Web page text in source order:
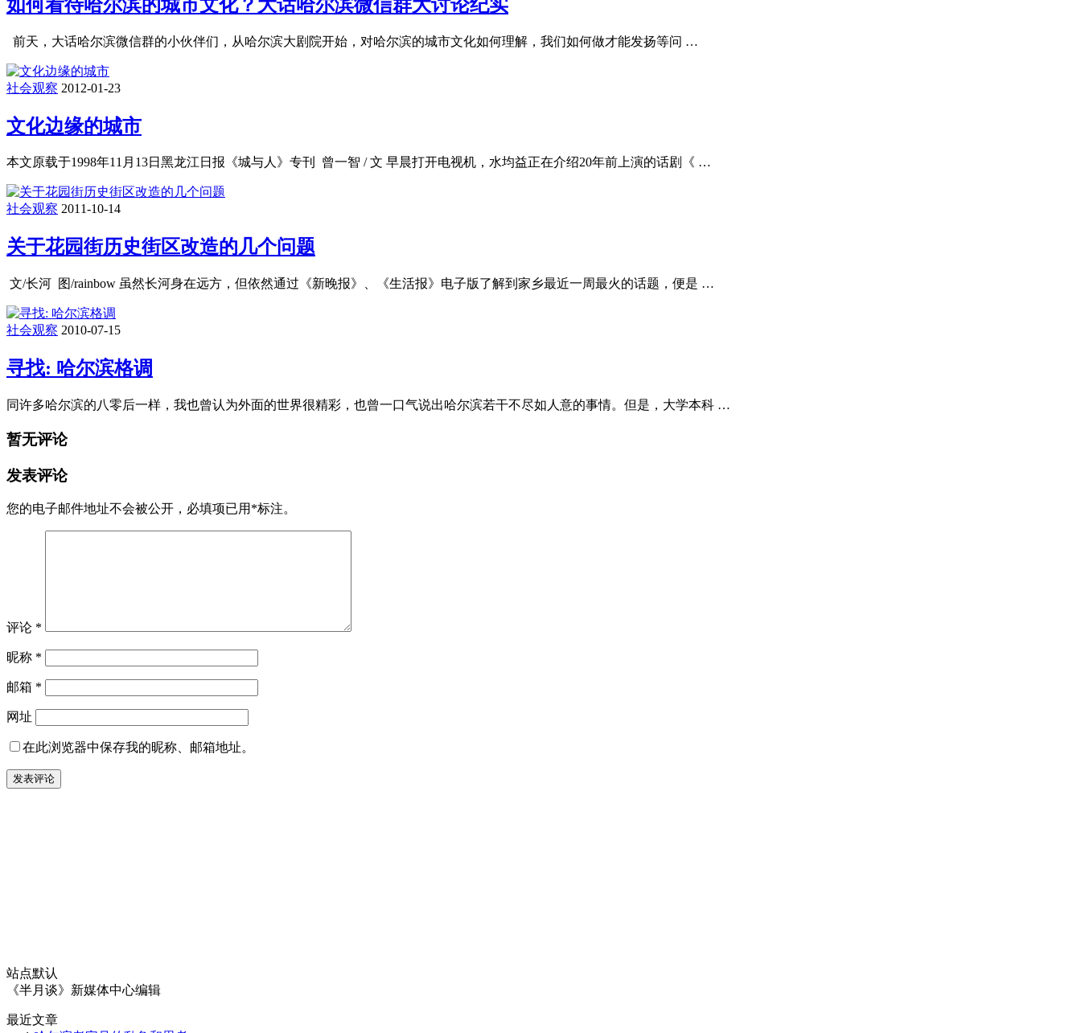
如何看待哈尔滨的城市文化？大话哈尔滨微信群大讨论纪实
前天，大话哈尔滨微信群的小伙伴们，从哈尔滨大剧院开始，对哈尔滨的城市文化如何理解，我们如何做才能发扬等问 …
社会观察 2012-01-23
文化边缘的城市
本文原载于1998年11月13日黑龙江日报《城与人》专刊 曾一智 / 文 早晨打开电视机，水均益正在介绍20年前上演的话剧《 …
社会观察 2011-10-14
关于花园街历史街区改造的几个问题
文/长河 图/rainbow 虽然长河身在远方，但依然通过《新晚报》、《生活报》电子版了解到家乡最近一周最火的话题，便是 …
社会观察 2010-07-15
寻找: 哈尔滨格调
同许多哈尔滨的八零后一样，我也曾认为外面的世界很精彩，也曾一口气说出哈尔滨若干不尽如人意的事情。但是，大学本科 …
暂无评论
发表评论
您的电子邮件地址不会被公开， 必填项已用 *标注。
评论 *
昵称 *
邮箱 *
网址
在此浏览器中保存我的昵称、邮箱地址。
站点默认
《半月谈》新媒体中心编辑
最近文章